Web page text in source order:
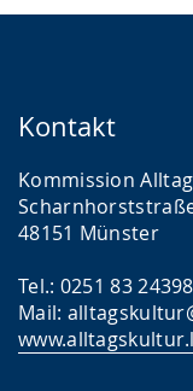
Kontakt
Kommission
48151 Münster
Tel.: 0251 83 24398
Mail: